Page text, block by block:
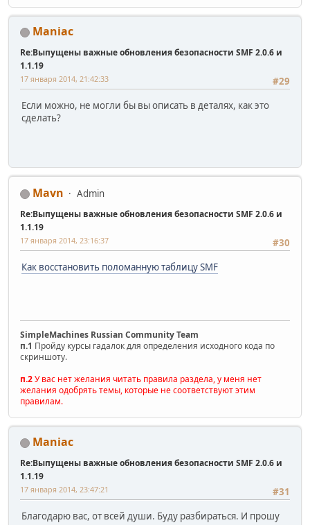
Maniac
Re:Выпущены важные обновления безопасности SMF 2.0.6 и
1.1.19
#29
17 января 2014, 21:42:33
Если можно, не могли бы вы описать в деталях, как это
сделать?
Mavn Admin
Re:Выпущены важные обновления безопасности SMF 2.0.6 и
1.1.19
#30
17 января 2014, 23:16:37
Как восстановить поломанную таблицу SMF
SimpleMachines Russian Community Team
п.1 Пройду курсы гадалок для определения исходного кода по
скриншоту.
п.2У вас нет желания читать правила раздела, у меня нет
желания одобрять темы, которые не соответствуют этим
правилам.
Maniac
Re:Выпущены важные обновления безопасности SMF 2.0.6 и
1.1.19
#31
17 января 2014, 23:47:21
Благодарю вас, от всей души. Буду разбираться. И прошу